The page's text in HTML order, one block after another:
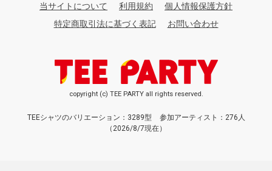
当サイトについて 利用規約
個人情報保護方針
特定商取引法に基づく表記
お問い合わせ
copyright (c) TEE PARTY all rights reserved.
TEEシャツのバリエーション：3289型
参加アーティスト：276人
（2026/8/7現在）